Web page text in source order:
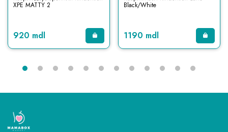
XPE MATTY 2
920 mdl
Black/White
1190 mdl